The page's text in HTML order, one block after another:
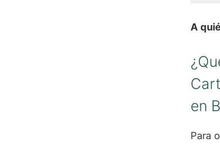
A
en
Para